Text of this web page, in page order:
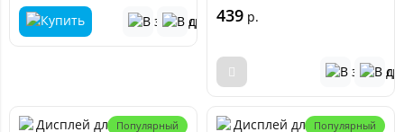
439 р.
Популярный Популярный